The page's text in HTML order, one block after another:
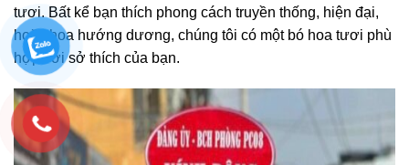
tươi. Bất kể bạn thích phong cách truyền thống, hiện đại,
hoặc hoa hướng dương, chúng tôi có một bó hoa tươi phù
hợp với sở thích của bạn.